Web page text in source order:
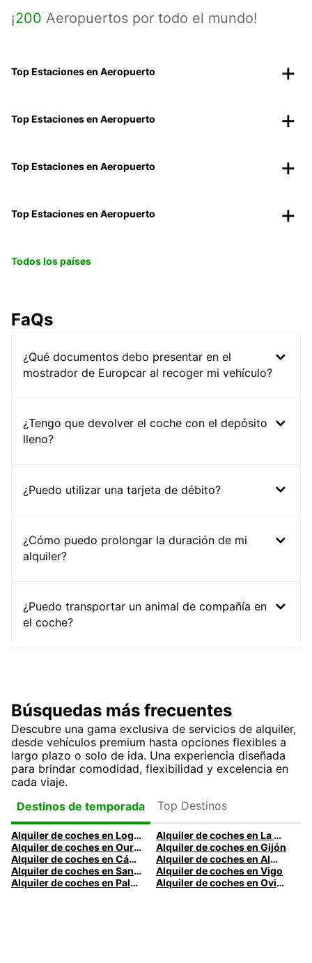
¡200 Aeropuertos por todo el mundo!
Top Estaciones en Aeropuerto
Top Estaciones en Aeropuerto
Top Estaciones en Aeropuerto
Top Estaciones en Aeropuerto
Todos los países
FaQs
¿Qué documentos debo presentar en el
mostrador de Europcar al recoger mi vehículo?
¿Tengo que devolver el coche con el depósito
lleno?
¿Puedo utilizar una tarjeta de débito?
¿Cómo puedo prolongar la duración de mi
alquiler?
¿Puedo transportar un animal de compañía en
el coche?
Búsquedas más frecuentes
Descubre una gama exclusiva de servicios de alquiler,
desde vehículos premium hasta opciones flexibles a
largo plazo o solo de ida. Una experiencia diseñada
para brindar comodidad, flexibilidad y excelencia en
cada viaje.
Destinos de temporada
Top Destinos
Alquiler de coches en Logroño
Alquiler de coches en La Coruña
Alquiler de coches en Ourense
Alquiler de coches en Gijón
Alquiler de coches en Cádiz
Alquiler de coches en Almería
Alquiler de coches en Santander
Alquiler de coches en Vigo
Alquiler de coches en Palma
Alquiler de coches en Oviedo